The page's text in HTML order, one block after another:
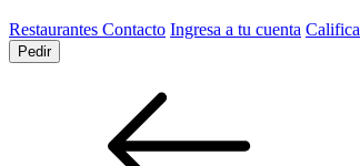
Restaurantes Contacto Ingresa a tu cuenta
Pedir